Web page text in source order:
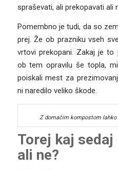
spraševati, ali prekopavati ali
Pomembno je tudi, da so
prej. Že ob prazniku vseh
vrtovi prekopani. Zakaj je
ob tem opravilu še topla,
poiskali mest za
ni naredilo veliko škode.
Z domačim kompostom
Torej kaj
ali ne?